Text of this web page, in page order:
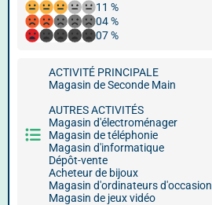
11 %
04 %
07 %
ACTIVITÉ PRINCIPALE
Magasin de Seconde Main
AUTRES ACTIVITÉS
Magasin d'électroménager
Magasin de téléphonie
Magasin d'informatique
Dépôt-vente
Acheteur de bijoux
Magasin d'ordinateurs d'occasion
Magasin de jeux vidéo